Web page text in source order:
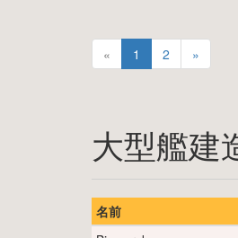
« 1 2 »
大型艦建
名前